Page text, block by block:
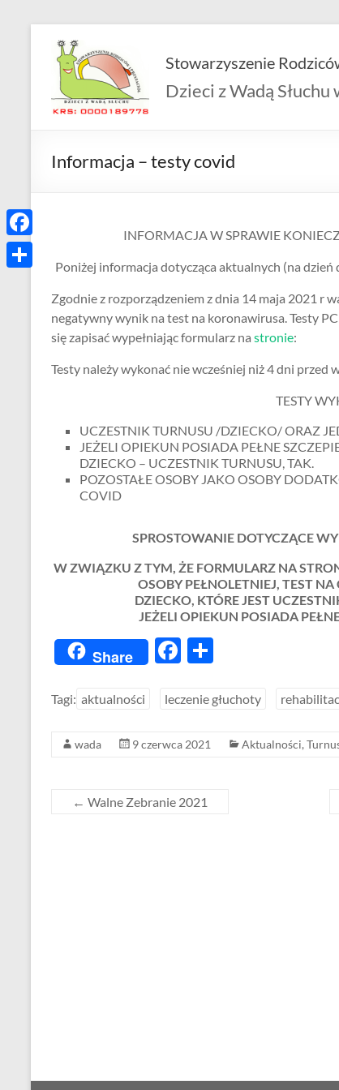
content
Stowarzyszenie
Dzieci z Wadą
Informacja – testy covid
INFORMACJA W SPRAWIE
Poniżej informacja dotycząca aktualnych (na
Zgodnie z rozporządzeniem z dnia 14 maja 2021 r
negatywny wynik na test na koronawirusa. Testy
się zapisać wypełniając formularz na stronie:
Testy należy wykonać nie wcześniej niż 4 dni przed
TESTY
UCZESTNIK TURNUSU /DZIECKO/ ORAZ
JEŻELI OPIEKUN POSIADA PEŁNE
DZIECKO – UCZESTNIK TURNUSU, TAK.
POZOSTAŁE OSOBY JAKO OSOBY
COVID
SPROSTOWANIE DOTYCZĄCE
W ZWIĄZKU Z TYM, ŻE FORMULARZ NA
OSOBY PEŁNOLETNIEJ, TEST
DZIECKO, KTÓRE JEST
JEŻELI OPIEKUN POSIADA
Share
F
e
o
k
ar
Tagi: aktualności leczenie głuchoty
wada 9 czerwca 2021 Aktualności,
← Walne Zebranie 2021
F